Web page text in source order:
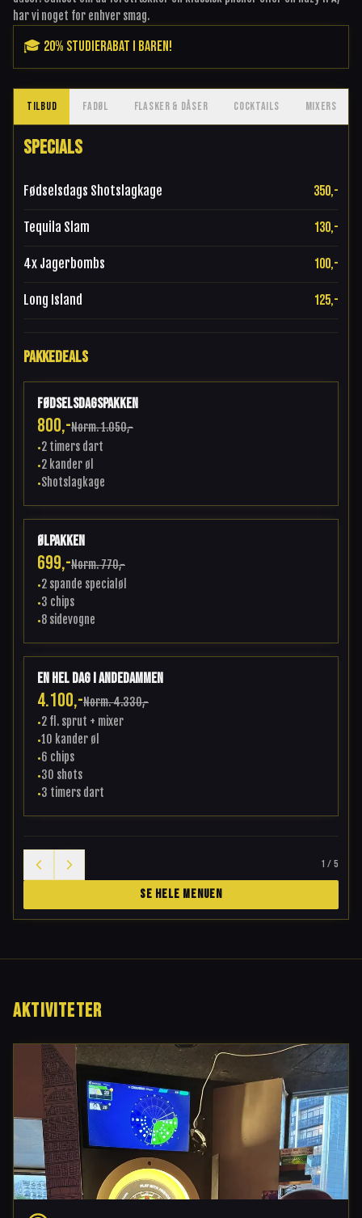
har vi noget for enhver smag.
🎓 20% STUDIERABAT I BAREN!
TILBUD FADØL FLASKER & DÅSER COCKTAILS MIXERS
SPECIALS
Fødselsdags Shotslagkage 350,-
Tequila Slam 130,-
4x Jagerbombs 100,-
Long Island 125,-
PAKKEDEALS
Fødselsdagspakken
800,-Norm.1.050,-
•2 timers dart
•2 kander øl
•Shotslagkage
Ølpakken
699,-Norm.770,-
•2 spande specialøl
•3 chips
•8 sidevogne
En hel dag i andedammen
4.100,-Norm.4.330,-
•2 fl. sprut + mixer
•10 kander øl
•6 chips
•30 shots
•3 timers dart
1 /5
SE HELE MENUEN
AKTIVITETER